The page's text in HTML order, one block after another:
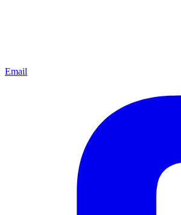
Email